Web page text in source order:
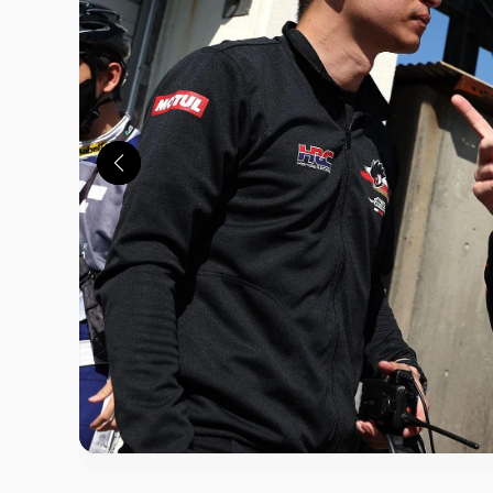
この画像の記事を